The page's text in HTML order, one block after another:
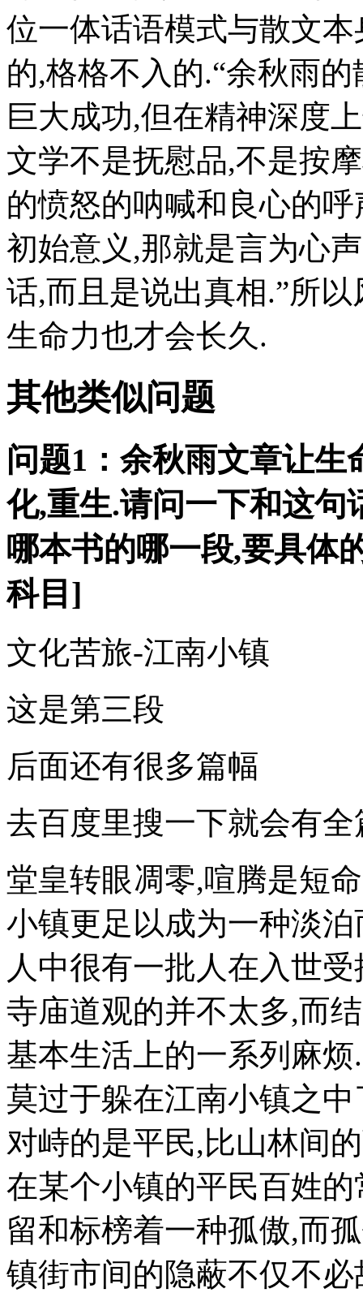
位一体话语模式与散文
的,格格不入的.“余秋雨
巨大成功,但在精神深度
文学不是抚慰品,不是按
的愤怒的呐喊和良心的
初始意义,那就是言为心
话,而且是说出真相.”所
生命力也才会长久.
其他类似问题
问题1：余秋雨文章让
化,重生.请问一下和这句
哪本书的哪一段,要具体
科目]
文化苦旅-江南小镇
这是第三段
后面还有很多篇幅
去百度里搜一下就会有全
堂皇转眼凋零,喧腾是短
小镇更足以成为一种淡
人中很有一批人在入世
寺庙道观的并不太多,而
基本生活上的一系列麻
莫过于躲在江南小镇之
对峙的是平民,比山林间
在某个小镇的平民百姓
留和标榜着一种孤傲,而
镇街市间的隐蔽不仅不